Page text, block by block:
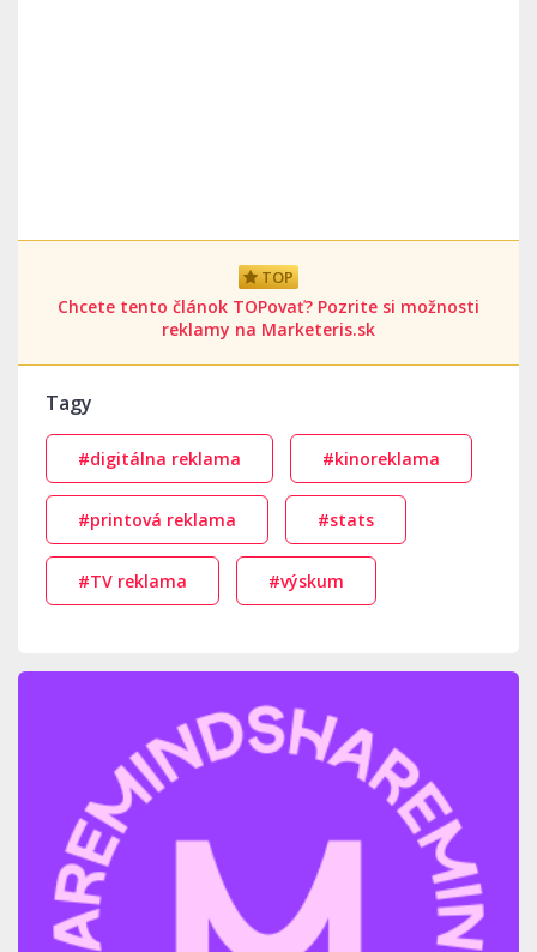
TOP
Chcete tento článok TOPovať? Pozrite si možnosti
reklamy na Marketeris.sk
Tagy
#digitálna reklama #kinoreklama
#printová reklama #stats
#TV reklama #výskum